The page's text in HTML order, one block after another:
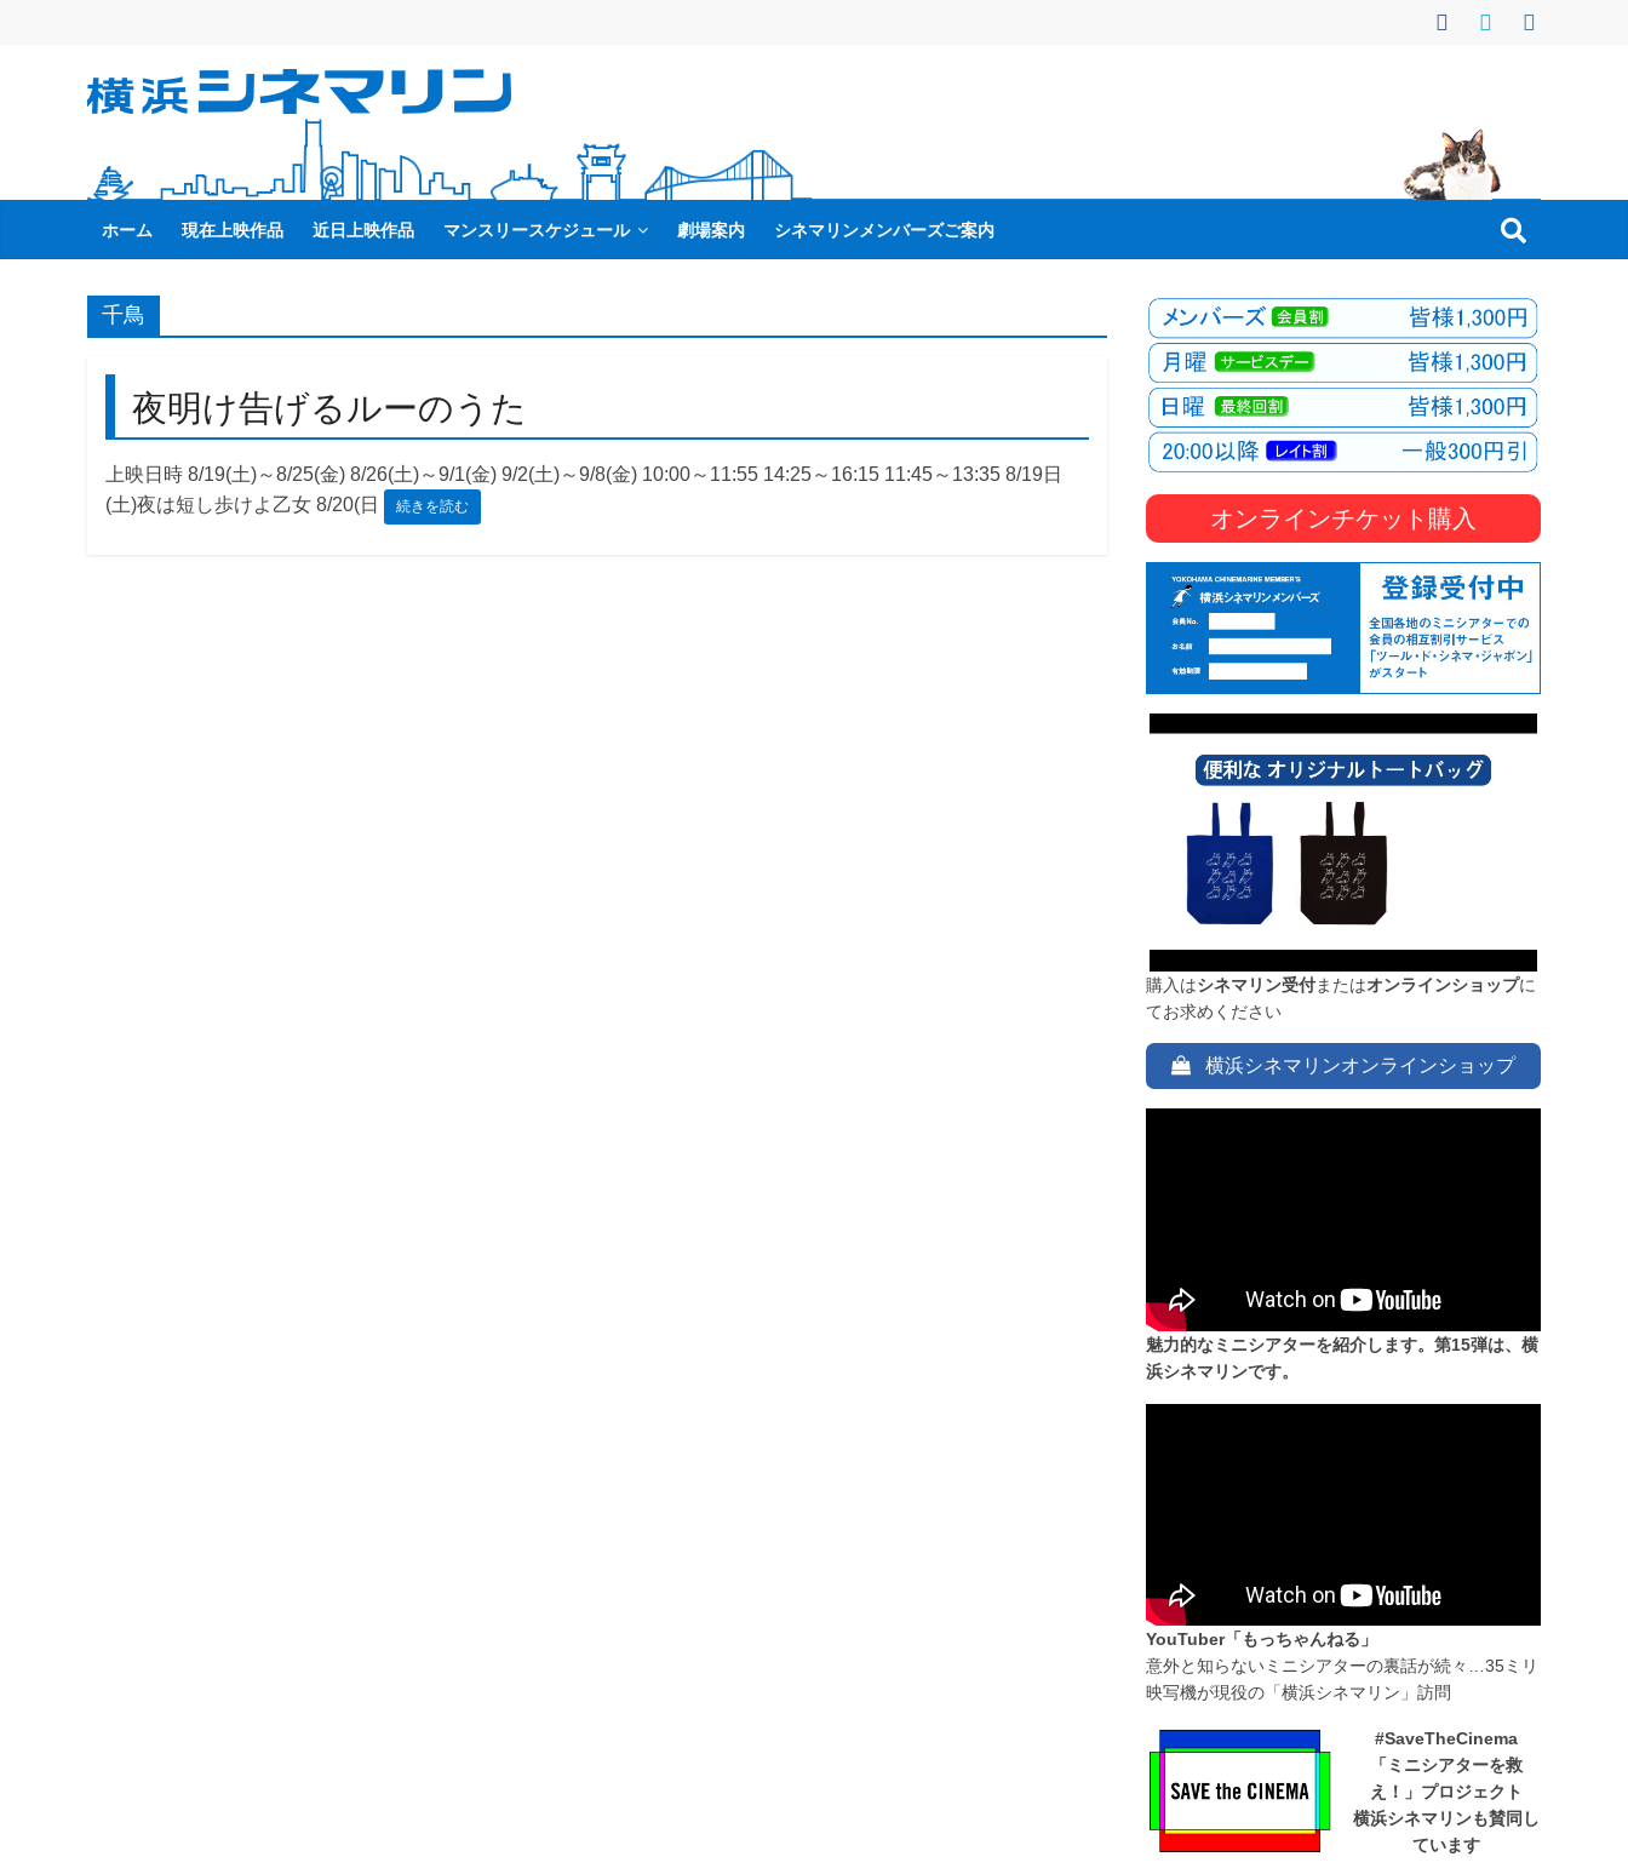
ス
ッ
横
浜
シ
ネ
マ
リ
ン
ホーム 現在上映作品 近日上映作品 マンスリースケジュール 劇場案内 シネマリンメンバーズご案内
千鳥
夜明け告げるルーのうた
上映日時 8/19(土)～8/25(金) 8/26(土)～9/1(金) 9/2(土)～9/8(金) 10:00～11:55 14:25～16:15 11:45～13:35 8/19日
(土)夜は短し歩けよ乙女 8/20(日
続きを読む オンラインチケット購入
購入はシネマリン受付またはオンラインショップに
てお求めください
横浜シネマリンオンラインショップ
魅力的なミニシアターを紹介します。第15弾は、横
浜シネマリンです。
YouTuber「もっちゃんねる」
意外と知らないミニシアターの裏話が続々…35ミリ
映写機が現役の「横浜シネマリン」訪問
#SaveTheCinema
「ミニシアターを救
え！」プロジェクト
横浜シネマリンも賛同し
ています